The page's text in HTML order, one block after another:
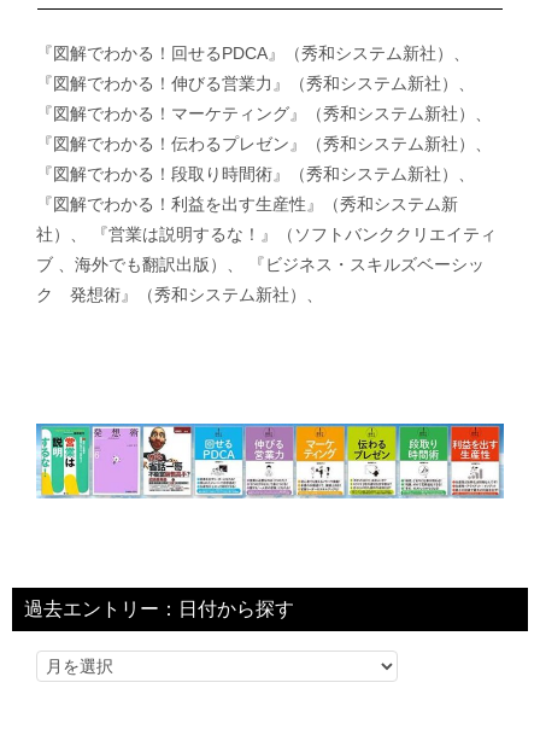
『図解でわかる！回せるPDCA』（秀和システム新社）、
『図解でわかる！伸びる営業力』（秀和システム新社）、
『図解でわかる！マーケティング』（秀和システム新社）、
『図解でわかる！伝わるプレゼン』（秀和システム新社）、
『図解でわかる！段取り時間術』（秀和システム新社）、
『図解でわかる！利益を出す生産性』（秀和システム新
社）、 『営業は説明するな！』（ソフトバンククリエイティ
ブ 、海外でも翻訳出版）、 『ビジネス・スキルズベーシッ
ク 発想術』（秀和システム新社）、
過去エントリー：日付から探す